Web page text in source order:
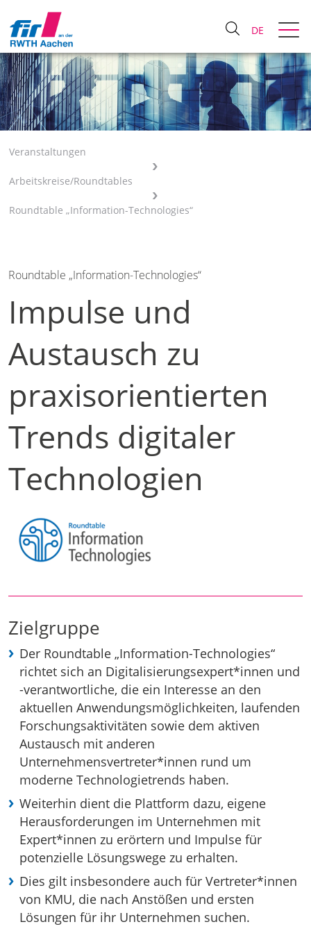
DE
Veranstaltungen
Arbeitskreise/Roundtables
Roundtable „Information-Technologies“
Roundtable „Information-Technologies“
Impulse und
Austausch zu
praxisorientierten
Trends digitaler
Technologien
Zielgruppe
Der Roundtable „Information-Technologies“
richtet sich an Digitalisierungsexpert*innen und
-verantwortliche, die ein Interesse an den
aktuellen Anwendungsmöglichkeiten, laufenden
Forschungsaktivitäten sowie dem aktiven
Austausch mit anderen
Unternehmensvertreter*innen rund um
moderne Technologietrends haben.
Weiterhin dient die Plattform dazu, eigene
Herausforderungen im Unternehmen mit
Expert*innen zu erörtern und Impulse für
potenzielle Lösungswege zu erhalten.
Dies gilt insbesondere auch für Vertreter*innen
von KMU, die nach Anstößen und ersten
Lösungen für ihr Unternehmen suchen.